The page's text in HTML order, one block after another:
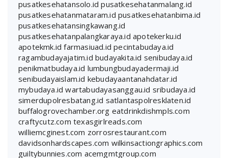
pusatkesehatansolo.id pusatkesehatanmalang.id
pusatkesehatanmataram.id pusatkesehatanbima.id
pusatkesehatansingkawang.id
pusatkesehatanpalangkaraya.id apotekerku.id
apotekmk.id farmasiuad.id pecintabudaya.id
ragambudayajatim.id budayakita.id senibudaya.id
penikmatbudaya.id lumbungbudayadermaji.id
senibudayaislam.id kebudayaantanahdatar.id
mybudaya.id wartabudayasanggau.id sribudaya.id
simerdupolresbatang.id satlantaspolresklaten.id
buffalogrovechamber.org eatdrinkdishmpls.com
craftycutz.com texasgirlreads.com
williemcginest.com zorrosrestaurant.com
davidsonhardscapes.com wilkinsactiongraphics.com
guiltybunnies.com acemgmtgroup.com